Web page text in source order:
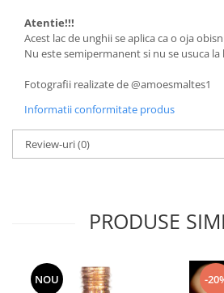
Atentie!!!
Acest lac de unghii se aplica ca o oja
Nu este semipermanent si nu se usuca la
Fotografii realizate de @amoesmaltes1
Informatii conformitate produs
Review-uri(0)
PRODUSE
NOU -